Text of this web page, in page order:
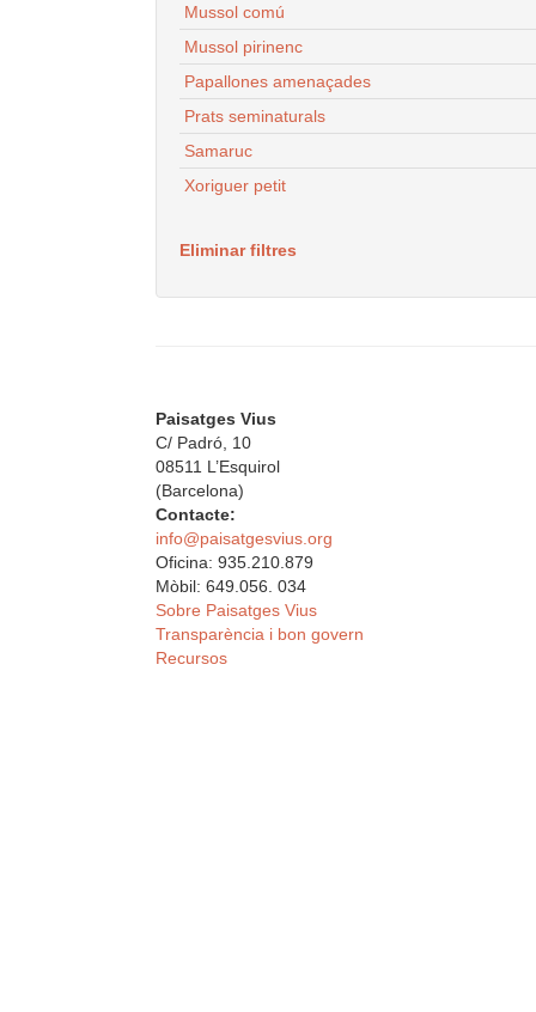
Mussol comú
Mussol pirinenc
Papallones amenaçades
Prats seminaturals
Samaruc
Xoriguer petit
Eliminar filtres
Paisatges Vius
C/ Padró, 10
08511 L’Esquirol
(Barcelona)
Contacte:
info@paisatgesvius.org
Oficina: 935.210.879
Mòbil: 649.056. 034
Sobre Paisatges Vius
Transparència i bon govern
Recursos